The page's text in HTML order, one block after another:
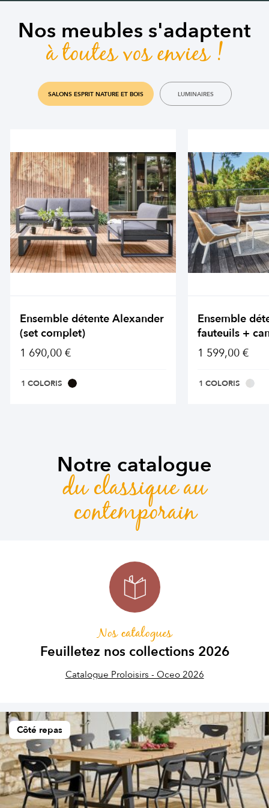
Nos meubles s'adaptent
à toutes vos envies !
SALONS ESPRIT NATURE ET BOIS LUMINAIRES
Ensemble détente Alexander
(set complet)
1 690,00 €
1 COLORIS
Ensemble
fauteuils +
1 599,00 €
1 COLORIS
Notre catalogue
du classique au
contemporain
Nos catalogues
Feuilletez nos collections 2026
Catalogue Proloisirs - Oceo 2026
Côté repas